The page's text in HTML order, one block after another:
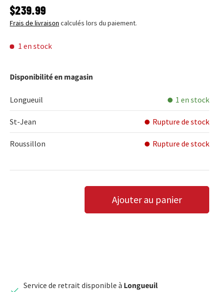
PRIX HABITUEL
$239.99
Frais de livraison calculés lors du paiement.
1 en stock
Disponibilité en magasin
Longueuil 1 en stock
St-Jean Rupture de stock
Roussillon Rupture de stock
DIMINUER LA QUANTITÉ
AUGMENTER LA QUANTITÉ
Ajouter au panier
Service de retrait disponible à Longueuil